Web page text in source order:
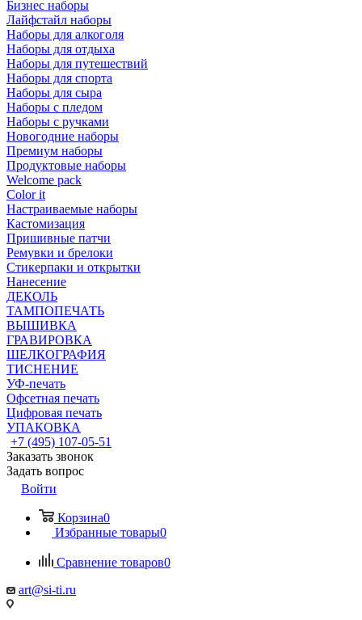
Бизнес наборы
Лайфстайл наборы
Наборы для алкоголя
Наборы для отдыха
Наборы для путешествий
Наборы для спорта
Наборы для сыра
Наборы с пледом
Наборы с ручками
Новогодние наборы
Премиум наборы
Продуктовые наборы
Welcome pack
Color it
Настраиваемые наборы
Кастомизация
Пришивные патчи
Ремувки и брелоки
Стикерпаки и открытки
Нанесение
ДЕКОЛЬ
ТАМПОПЕЧАТЬ
ВЫШИВКА
ГРАВИРОВКА
ШЕЛКОГРАФИЯ
ТИСНЕНИЕ
УФ-печать
Офсетная печать
Цифровая печать
УПАКОВКА
+7 (495) 107-05-51
Заказать звонок
Задать вопрос
Войти
Корзина0
Избранные товары0
Сравнение товаров0
art@si-ti.ru